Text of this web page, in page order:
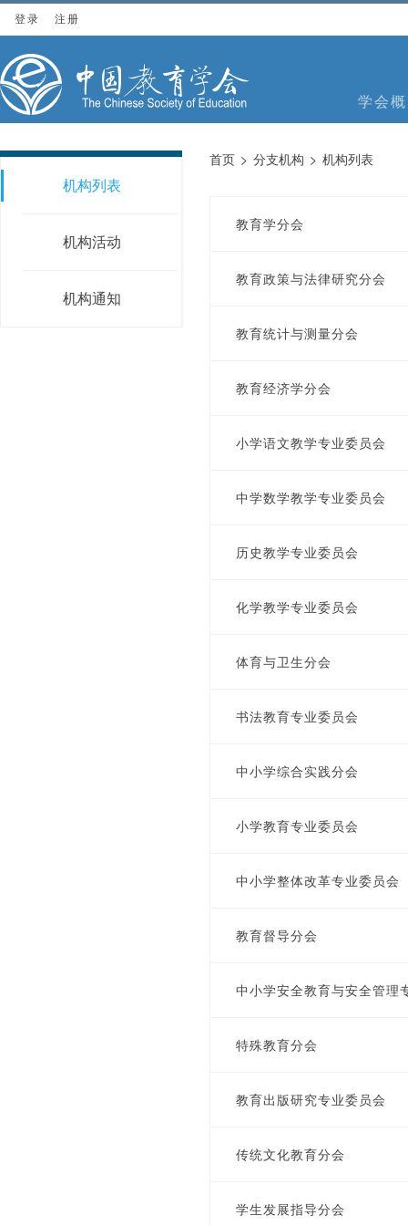
登录 注册
学会
机构列表
机构活动
机构通知
首页 分支机构 机构列表
教育学分会
教育政策与法律研究分会
教育统计与测量分会
教育经济学分会
小学语文教学专业委员会
中学数学教学专业委员会
历史教学专业委员会
化学教学专业委员会
体育与卫生分会
书法教育专业委员会
中小学综合实践分会
小学教育专业委员会
中小学整体改革专业委员会
教育督导分会
中小学安全教育与安全管理
特殊教育分会
教育出版研究专业委员会
传统文化教育分会
学生发展指导分会